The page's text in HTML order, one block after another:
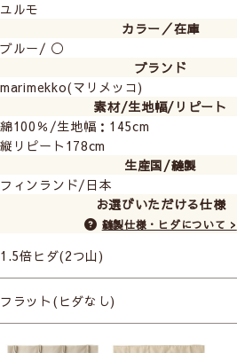
ユルモ
カラー／在庫
ブルー/ ◯
ブランド
marimekko(マリメッコ)
素材/生地幅/リピート
綿100％/生地幅：145cm
縦リピート178cm
生産国/縫製
フィンランド/日本
お選びいただける仕様
縫製仕様・ヒダについて >
1.5倍ヒダ(2つ山)
├プレミアム縫製
フラット(ヒダなし)